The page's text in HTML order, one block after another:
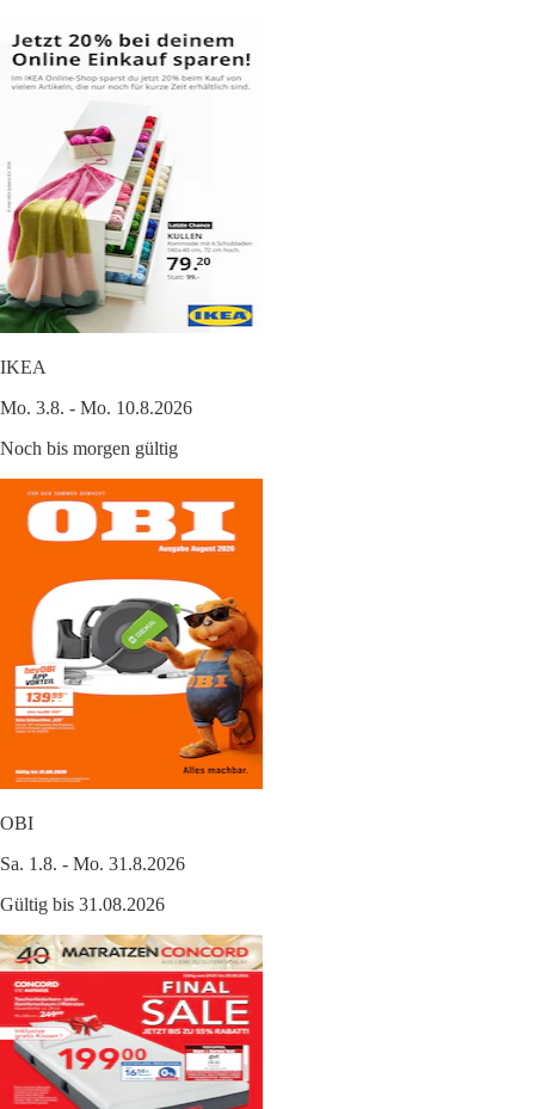
IKEA
Mo. 3.8. - Mo. 10.8.2026
Noch bis morgen gültig
OBI
Sa. 1.8. - Mo. 31.8.2026
Gültig bis 31.08.2026